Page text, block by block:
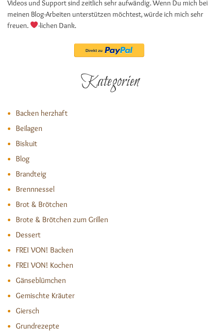
Videos und Support sind zeitlich sehr aufwändig. Wenn Du mich bei
meinen Blog-Arbeiten unterstützen möchtest, würde ich mich sehr
freuen.
-lichen Dank.
Kategorien
Backen herzhaft
Beilagen
Biskuit
Blog
Brandteig
Brennnessel
Brot & Brötchen
Brote & Brötchen zum Grillen
Dessert
FREI VON! Backen
FREI VON! Kochen
Gänseblümchen
Gemischte Kräuter
Giersch
Grundrezepte